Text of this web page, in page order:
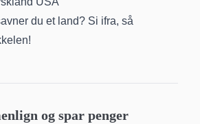
du et land? Si ifra, så
og spar penger